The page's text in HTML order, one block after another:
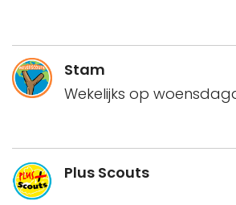
Stam
Wekelijks op
Plus Scouts